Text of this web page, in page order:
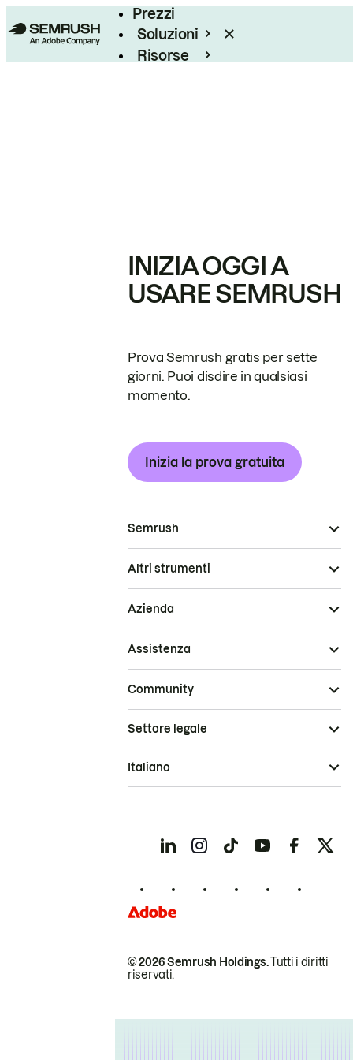
Prezzi
Soluzioni
Risorse
INIZIA OGGI A
USARE SEMRUSH
Prova Semrush gratis per sette
giorni. Puoi disdire in qualsiasi
momento.
Inizia la prova gratuita
Semrush
Altri strumenti
Azienda
Assistenza
Community
© 2026 Semrush Holdings.Tutti i diritti
riservati.
Settore legale
Italiano